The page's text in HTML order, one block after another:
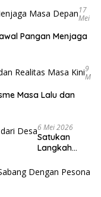
17
Mei
Pangan Menjaga
9
M
Masa Lalu dan
6 Mei 2026
Satukan
Langkah
Negeri dari
Desa